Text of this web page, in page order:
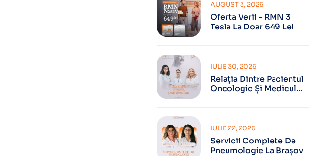
Oferta Verii – RMN 3
Tesla La Doar 649 Lei
AUGUST 3, 2026
Relația Dintre Pacientul
Oncologic Și Medicul
IULIE 30, 2026
Servicii Complete De
Pneumologie La Brașov
IULIE 22, 2026